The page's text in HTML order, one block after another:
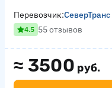
≈ 3500 руб.
Перевозчик:СеверТранс
4.5 55 отзывов